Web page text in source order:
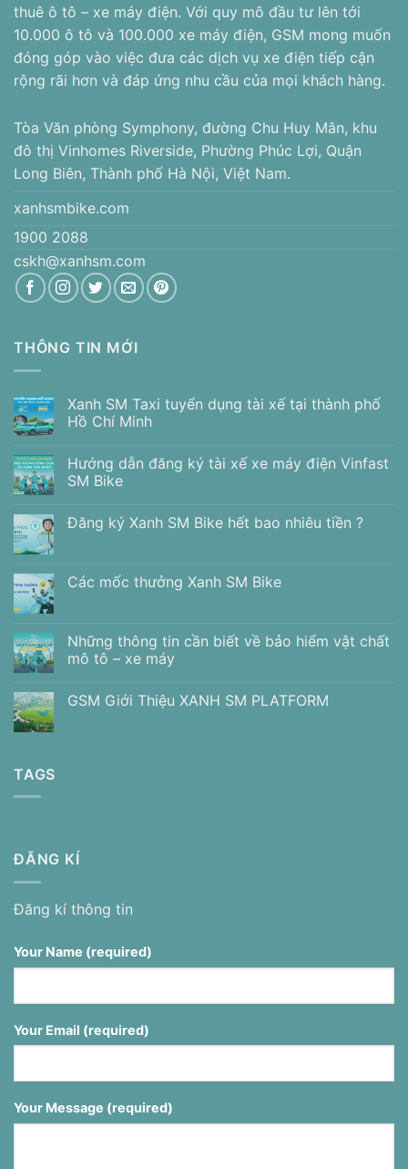
thuê ô tô – xe máy điện. Với quy mô đầu tư lên tới
10.000 ô tô và 100.000 xe máy điện, GSM mong muốn
đóng góp vào việc đưa các dịch vụ xe điện tiếp cận
rộng rãi hơn và đáp ứng nhu cầu của mọi khách hàng.
Tòa Văn phòng Symphony, đường Chu Huy Mân, khu
đô thị Vinhomes Riverside, Phường Phúc Lợi, Quận
Long Biên, Thành phố Hà Nội, Việt Nam.
xanhsmbike.com
1900 2088
cskh@xanhsm.com
THÔNG TIN MỚI
Xanh SM Taxi tuyển dụng tài xế tại thành phố
Hồ Chí Minh
Hướng dẫn đăng ký tài xế xe máy điện Vinfast
SM Bike
Đăng ký Xanh SM Bike hết bao nhiêu tiền ?
Các mốc thưởng Xanh SM Bike
Những thông tin cần biết về bảo hiểm vật chất
mô tô – xe máy
GSM Giới Thiệu XANH SM PLATFORM
TAGS
ĐĂNG KÍ
Đăng kí thông tin
Your Name (required)
Your Email (required)
Your Message (required)